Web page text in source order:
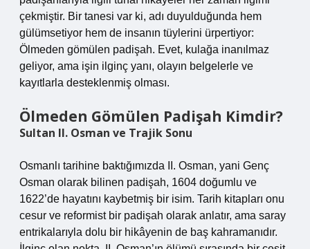
çekmiştir. Bir tanesi var ki, adı duyulduğunda hem
gülümsetiyor hem de insanın tüylerini ürpertiyor:
Ölmeden gömülen padişah. Evet, kulağa inanılmaz
geliyor, ama işin ilginç yanı, olayın belgelerle ve
kayıtlarla desteklenmiş olması.
Ölmeden Gömülen Padişah Kimdir?
Sultan II. Osman ve Trajik Sonu
Osmanlı tarihine baktığımızda II. Osman, yani Genç
Osman olarak bilinen padişah, 1604 doğumlu ve
1622’de hayatını kaybetmiş bir isim. Tarih kitapları onu
cesur ve reformist bir padişah olarak anlatır, ama saray
entrikalarıyla dolu bir hikâyenin de baş kahramanıdır.